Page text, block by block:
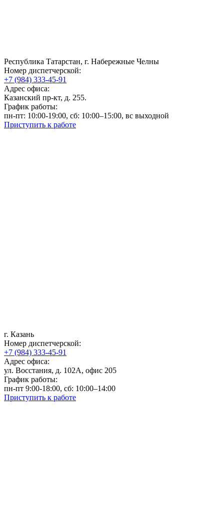
Республика Татарстан, г. Набережные Челны
Номер диспетчерской:
+7 (984) 333-45-91
Адрес офиса:
Казанский пр-кт, д. 255.
График работы:
пн-пт: 10:00-19:00, сб: 10:00–15:00, вс выходной
Приступить к работе
г. Казань
Номер диспетчерской:
+7 (984) 333-45-91
Адрес офиса:
ул. Восстания, д. 102А, офис 205
График работы:
пн-пт 9:00-18:00, сб: 10:00–14:00
Приступить к работе